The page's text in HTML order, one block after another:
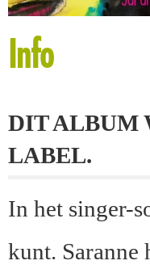
Info
DIT ALBUM
LABEL.
In het singer-
kunt. Saranne